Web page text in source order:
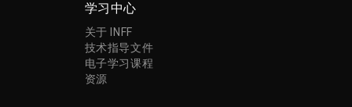
学习中心
关于 INFF
技术指导文件
电子学习课程
资源